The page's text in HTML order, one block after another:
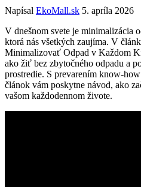
Napísal EkoMall.sk 5. apríla 2026
V dnešnom svete je minimalizácia
ktorá nás všetkých zaujíma. V
Minimalizovať Odpad v Každom
ako žiť bez zbytočného odpadu a
prostredie. S prevarením know-
článok vám poskytne návod, ako
vašom každodennom živote.